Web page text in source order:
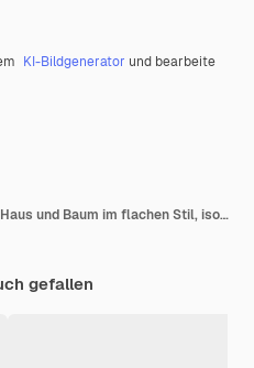
KI-Bildgenerator und bearbeite
Schönes skandinavisches Haus und Baum im flachen Stil, isoliert auf weißem Hintergrund
gefallen